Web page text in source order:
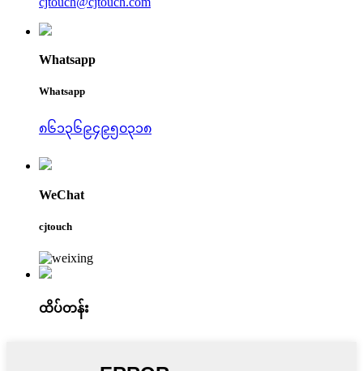
Whatsapp
Whatsapp
၈၆၁၃၆၉၄၉၅၀၃၁၈
WeChat
cjtouch
ထိပ်တန်း